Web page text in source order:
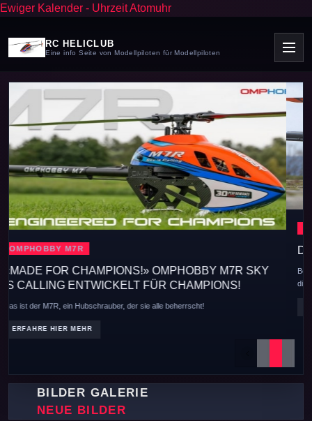
Ewiger Kalender - Uhrzeit Atomuhr
RC HELICLUB
Eine info Seite von Modellpiloten für Modellpiloten
SOXOS STRIKE 7.1
DER ALLESKÖNNER DER 700ER KLASSE
Bei der Entwicklung des SOXOS STRIKE 7.1 war die wesentliche Priorität,
die.......
ERFAHRE HIER MEHR
BILDER GALERIE
NEUE BILDER